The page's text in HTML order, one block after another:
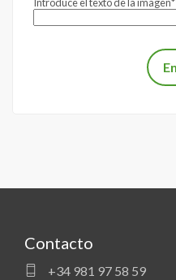
Introduce el texto de la imagen*
Contacto
+34 981 97 58 59